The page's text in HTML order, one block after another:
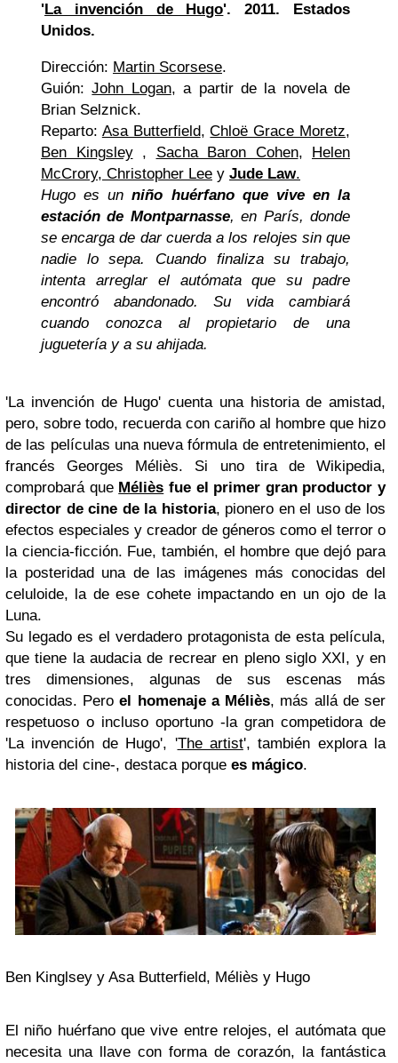
'La invención de Hugo'. 2011. Estados
Unidos.
Dirección: Martin Scorsese.
Guión:John Logan, a partir de la novela de
Brian Selznick.
Reparto: Asa Butterfield,Chloë Grace Moretz,
Ben Kingsley, Sacha Baron Cohen,
Helen
McCrory, Christopher Lee y Jude Law.
Hugo es un niño huérfano que vive en la
estación de Montparnasse, en París, donde
se encarga de dar cuerda a los relojes sin que
nadie lo sepa. Cuando finaliza su trabajo,
intenta arreglar el autómata que su padre
encontró abandonado. Su vida cambiará
cuando conozca al propietario de una
juguetería y a su ahijada.
'La invención de Hugo' cuenta una historia de amistad,
pero, sobre todo, recuerda con cariño al hombre que hizo
de las películas una nueva fórmula de entretenimiento, el
francés Georges Méliès. Si uno tira de Wikipedia,
comprobará que Méliès fue el primer gran productor y
director de cine de la historia, pionero en el uso de los
efectos especiales y creador de géneros como el terror o
la ciencia-ficción. Fue, también, el hombre que dejó para
la posteridad una de las imágenes más conocidas del
celuloide, la de ese cohete impactando en un ojo de la
Luna.
Su legado es el verdadero protagonista de esta película,
que tiene la audacia de recrear en pleno siglo XXI, y en
tres dimensiones, algunas de sus escenas más
conocidas. Peroel homenaje a Méliès, más allá de ser
respetuoso o incluso oportuno -la gran competidora de
'La invención de Hugo', 'The artist', también explora la
historia del cine-, destaca porque es mágico.
Ben Kinglsey y Asa Butterfield, Méliès y Hugo
El niño huérfano que vive entre relojes, el autómata que
necesita una llave con forma de corazón, la fantástica